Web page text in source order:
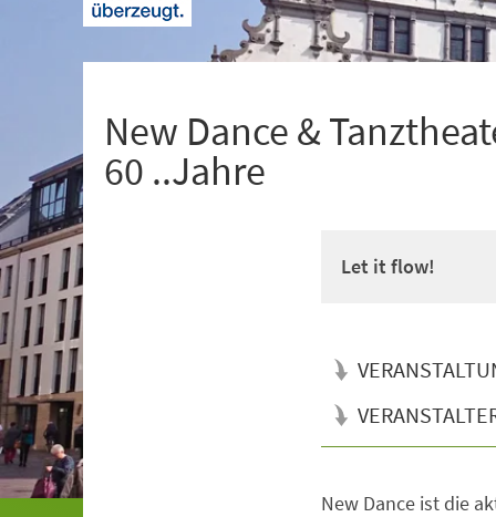
New Dance &
60 ..Jahre
Let it flow!
New Dance ist die